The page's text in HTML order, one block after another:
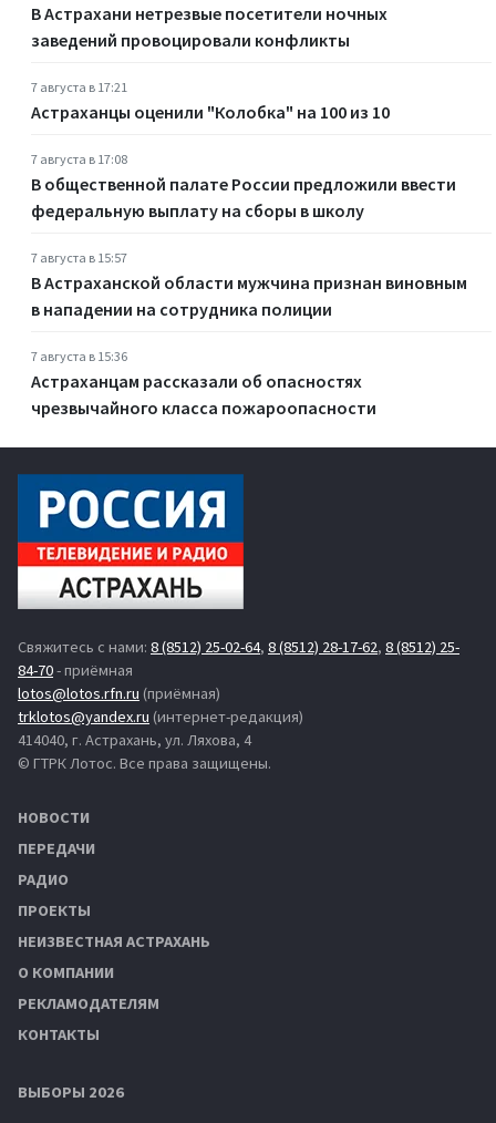
В Астрахани нетрезвые посетители ночных
заведений провоцировали конфликты
7 августа в 17:21
Астраханцы оценили "Колобка" на 100 из 10
7 августа в 17:08
В общественной палате России предложили ввести
федеральную выплату на сборы в школу
7 августа в 15:57
В Астраханской области мужчина признан виновным
в нападении на сотрудника полиции
7 августа в 15:36
Астраханцам рассказали об опасностях
чрезвычайного класса пожароопасности
Свяжитесь с нами: 8 (8512) 25-02-64, 8 (8512) 28-17-62, 8 (8512) 25-
84-70- приёмная
lotos@lotos.rfn.ru (приёмная)
trklotos@yandex.ru (интернет-редакция)
414040, г. Астрахань, ул. Ляхова, 4
© ГТРК Лотос. Все права защищены.
НОВОСТИ
ПЕРЕДАЧИ
РАДИО
ПРОЕКТЫ
НЕИЗВЕСТНАЯ АСТРАХАНЬ
О КОМПАНИИ
РЕКЛАМОДАТЕЛЯМ
КОНТАКТЫ
ВЫБОРЫ 2026